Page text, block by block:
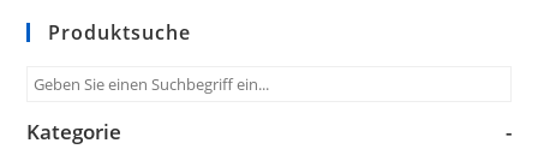
Produktsuche
Kategorie -